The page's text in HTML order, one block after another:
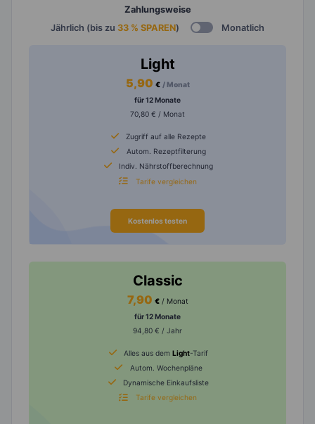
Zahlungsweise
Jährlich (bis zu 33 % SPAREN) Monatlich
Light
5,90 € / Monat
für 12 Monate
70,80 € / Monat
Zugriff auf alle Rezepte
Autom. Rezeptfilterung
Indiv. Nährstoffberechnung
Tarife vergleichen
Kostenlos testen
Classic
7,90 € / Monat
für 12 Monate
94,80 € / Jahr
Alles aus dem Light-Tarif
Autom. Wochenpläne
Dynamische Einkaufsliste
Tarife vergleichen